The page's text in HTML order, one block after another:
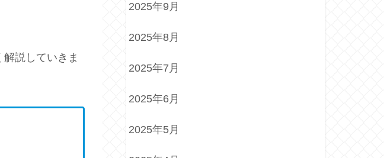
説していきま
2025年9月
2025年8月
2025年7月
2025年6月
2025年5月